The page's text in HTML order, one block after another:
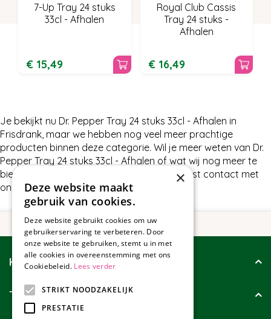
7-Up Tray 24 stuks
33cl - Afhalen
€ 15,49
Royal Club Cassis
Tray 24 stuks -
Afhalen
€ 16,49
Je bekijkt nu Dr. Pepper Tray 24 stuks 33cl - Afhalen in
Frisdrank, maar we hebben nog veel meer prachtige
producten binnen deze categorie. Wil je meer weten van Dr.
Pepper Tray 24 stuks 33cl - Afhalen of wat wij nog meer te
bieden hebben in Frisdrank, neem dan gerust contact met
ons op.
Klantenservice
Tuincollectie
×
Deze website maakt
gebruik van cookies.
Deze website gebruikt cookies om uw
gebruikerservaring te verbeteren. Door
onze website te gebruiken, stemt u in met
alle cookies in overeenstemming met ons
Cookiebeleid. Lees verder
STRIKT NOODZAKELIJK
PRESTATIE